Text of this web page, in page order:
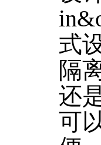
式
隔
还
可